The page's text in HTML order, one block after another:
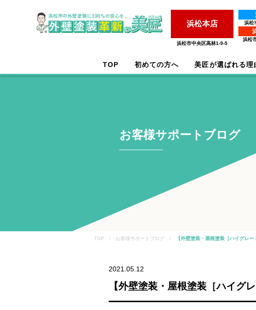
浜松本店
浜松市中央区高林1-9-5
浜松
浜松
TOP 初めての方へ 美匠が選ばれる理
お客様サポートブログ
TOP / お客様サポートブログ / 【外壁塗装・屋根塗装［ハイグレ
2021.05.12
【外壁塗装・屋根塗装［ハイグ